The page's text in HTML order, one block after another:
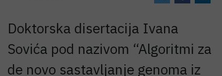
Doktorska disertacija Ivana
Sovića pod nazivom “Algoritmi za
de novo sastavljanje genoma iz